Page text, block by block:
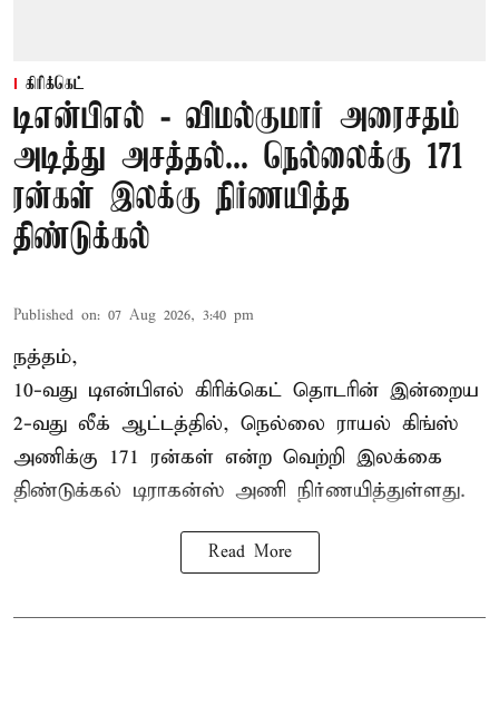
கிரிக்கெட்
டிஎன்பிஎல் - விமல்குமார் அரைசதம்
அடித்து அசத்தல்... நெல்லைக்கு 171
ரன்கள் இலக்கு நிர்ணயித்த
திண்டுக்கல்
Published on: 07 Aug 2026, 3:40 pm
நத்தம்,
10-வது டிஎன்பிஎல் கிரிக்கெட் தொடரின் இன்றைய
2-வது லீக் ஆட்டத்தில், நெல்லை ராயல் கிங்ஸ்
அணிக்கு 171 ரன்கள் என்ற வெற்றி இலக்கை
திண்டுக்கல் டிராகன்ஸ் அணி நிர்ணயித்துள்ளது.
Read More